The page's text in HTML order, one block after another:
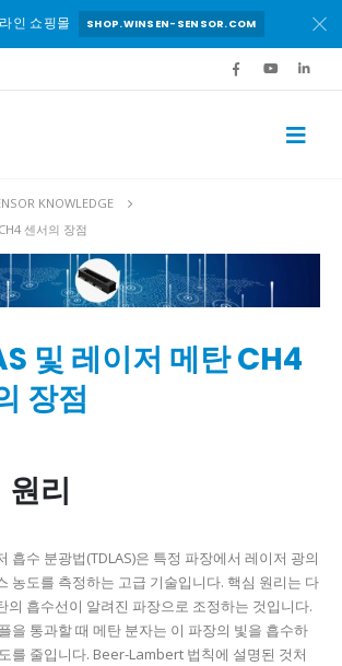
인 쇼핑몰 SHOP.WINSEN-SENSOR.COM
KNOWLEDGE
센서의 장점
및 레이저 메탄 CH4
장점
리
흡수 분광법(TDLAS)은 특정 파장에서 레이저 광의
농도를 측정하는 고급 기술입니다. 핵심 원리는 다
의 흡수선이 알려진 파장으로 조정하는 것입니다.
을 통과할 때 메탄 분자는 이 파장의 빛을 흡수하
를 줄입니다. Beer-Lambert 법칙에 설명된 것처